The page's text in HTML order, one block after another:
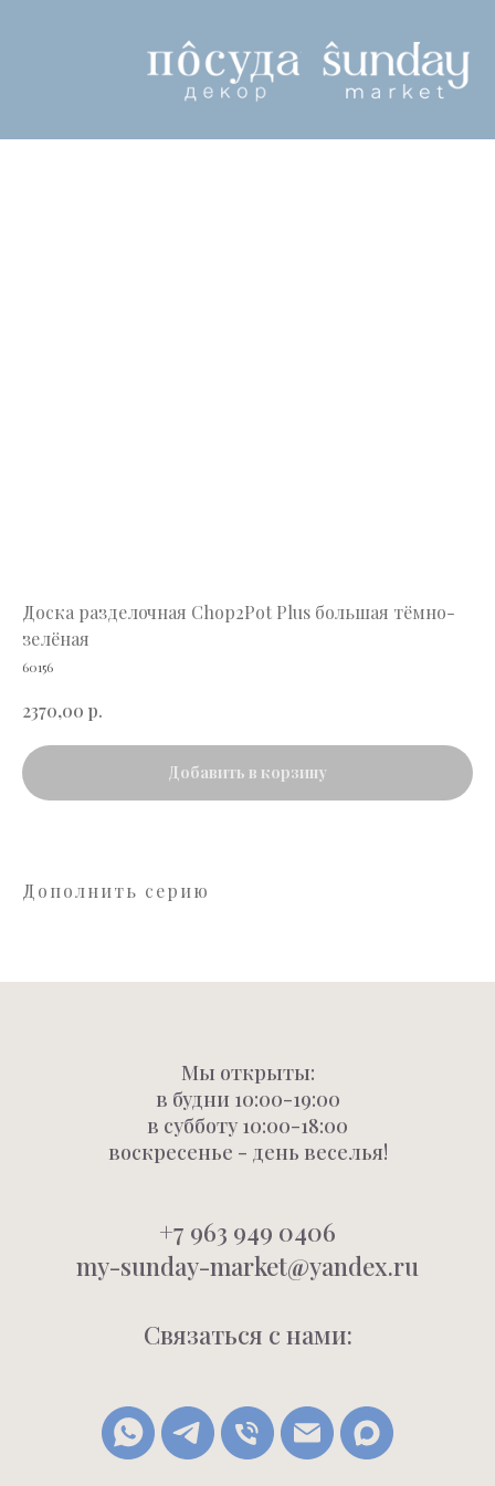
Доска разделочная Chop2Pot Plus большая тёмно-
зелёная
60156
2370,00 р.
Добавить в корзину
Дополнить серию
Мы открыты:
в будни 10:00-19:00
в субботу 10:00-18:00
воскресенье - день веселья!
+7 963 949 0406
my-sunday-market@yandex.ru
Связаться с нами: